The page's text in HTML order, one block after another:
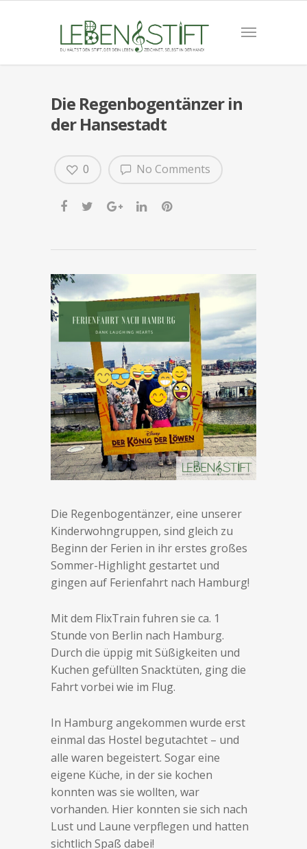
Die Regenbogentänzer in
der Hansestadt
No Comments
0
Die Regenbogentänzer, eine unserer
Kinderwohngruppen, sind gleich zu
Beginn der Ferien in ihr erstes großes
Sommer-Highlight gestartet und
gingen auf Ferienfahrt nach Hamburg!
Mit dem FlixTrain fuhren sie ca. 1
Stunde von Berlin nach Hamburg.
Durch die üppig mit Süßigkeiten und
Kuchen gefüllten Snacktüten, ging die
Fahrt vorbei wie im Flug.
In Hamburg angekommen wurde erst
einmal das Hostel begutachtet – und
alle waren begeistert. Sogar eine
eigene Küche, in der sie kochen
konnten was sie wollten, war
vorhanden. Hier konnten sie sich nach
Lust und Laune verpflegen und hatten
sichtlich Spaß dabei!